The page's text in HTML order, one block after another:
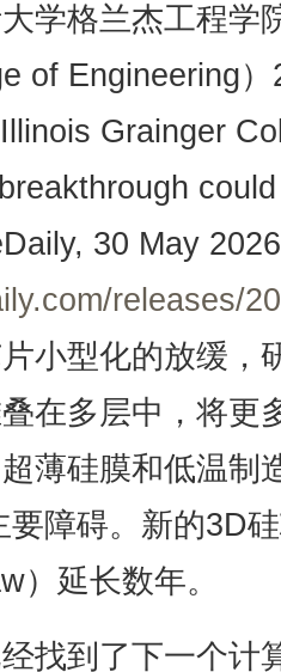
学格兰杰工程学
of Engineering
Illinois Grainger
30 May
releases/
小型化的放缓，
在多层中，将更
薄硅膜和低温制
要障碍。新的3D
）延长数年。
找到了下一个计